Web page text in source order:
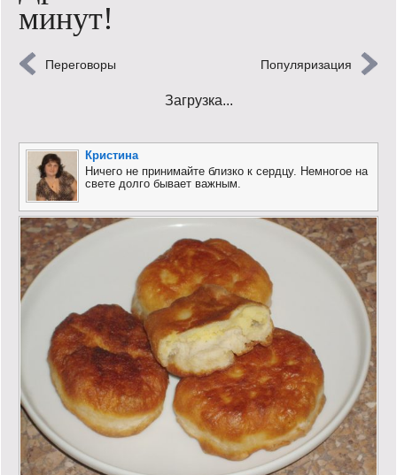
Кинообзор
Книгообзор
Логика
Поговорим?!
Риторика
Слово гостям
Философские размышления
Этот огромный мир!
Login
минут!
Переговоры Популяризация
Загрузка...
Кристина
Ничего не принимайте близко к сердцу. Немногое на
свете долго бывает важным.